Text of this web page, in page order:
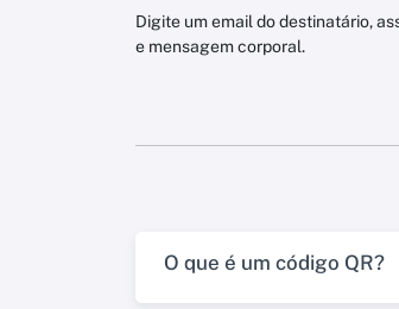
Digite um email do destinatário,
e mensagem corporal.
O que é um código QR?